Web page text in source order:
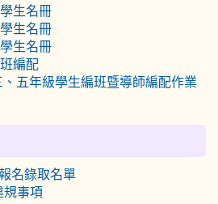
生名冊
生名冊
生名冊
編配
五年級學生編班暨導師編配作業
名錄取名單
規事項